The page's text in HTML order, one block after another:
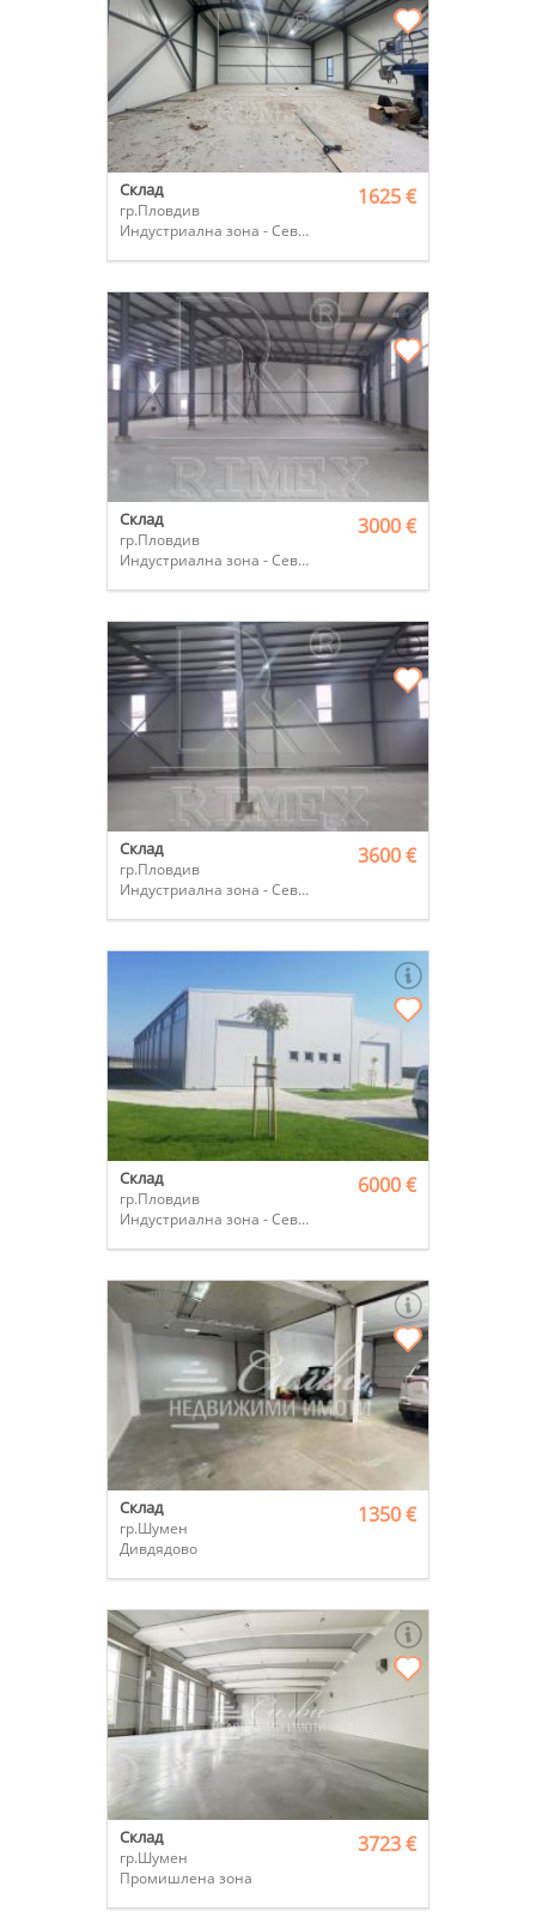
Склад
гр.Пловдив
Индустриална зона - Север
1625 €
Склад
гр.Пловдив
Индустриална зона - Север
3000 €
Склад
гр.Пловдив
Индустриална зона - Север
3600 €
Склад
гр.Пловдив
Индустриална зона - Север
6000 €
Склад
гр.Шумен
Дивдядово
1350 €
Склад
гр.Шумен
Промишлена зона
3723 €